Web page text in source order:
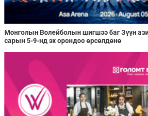
Монголын Волейболын шигшээ баг Зүүн
сарын 5-9-нд эх орондоо өрсөлдөнө